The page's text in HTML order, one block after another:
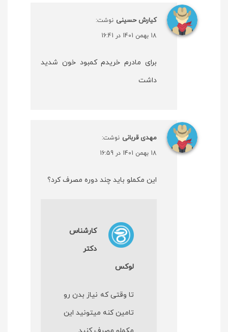
کیارش حسینی نوشت:
18 بهمن 1401 در 16:41
برای مادرم خریدم کمبود خون شدید
داشت
مهدی قربانی نوشت:
18 بهمن 1401 در 16:59
این مکملو باید چند دوره مصرف کرد؟
کارشناس
دکتر
لوکس
تا وقتی که نیاز بدن رو
تامین کنه میتونید این